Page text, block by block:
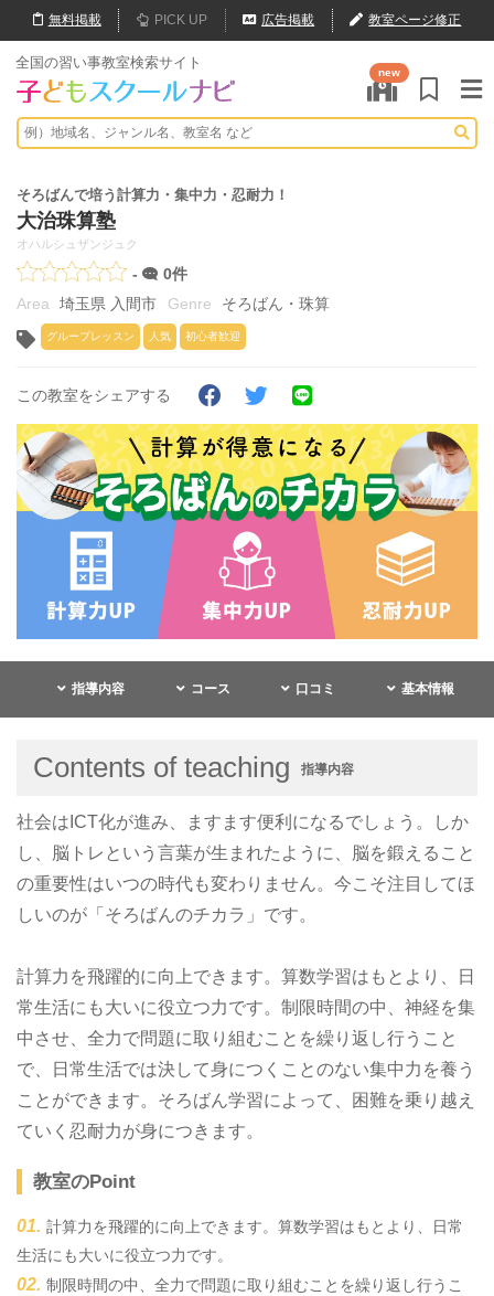
無料掲載 PICK UP 広告掲載 教室ページ修正
全国の習い事教室検索サイト
new
そろばんで培う計算力・集中力・忍耐力！
大治珠算塾
オハルシュザンジュク
-
0件
埼玉県 入間市
そろばん・珠算
グループレッスン 人気 初心者歓迎
この教室をシェアする
指導内容 コース 口コミ 基本情報
Contents of teaching 指導内容
社会はICT化が進み、ますます便利になるでしょう。しか
し、脳トレという言葉が生まれたように、脳を鍛えること
の重要性はいつの時代も変わりません。今こそ注目してほ
しいのが「そろばんのチカラ」です。
計算力を飛躍的に向上できます。算数学習はもとより、日
常生活にも大いに役立つ力です。制限時間の中、神経を集
中させ、全力で問題に取り組むことを繰り返し行うこと
で、日常生活では決して身につくことのない集中力を養う
ことができます。そろばん学習によって、困難を乗り越え
ていく忍耐力が身につきます。
教室のPoint
計算力を飛躍的に向上できます。算数学習はもとより、日常
生活にも大いに役立つ力です。
制限時間の中、全力で問題に取り組むことを繰り返し行うこ